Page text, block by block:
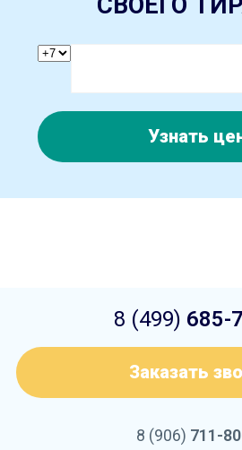
Узнать
8 (499) 685-
Заказать
8 (906) 711-